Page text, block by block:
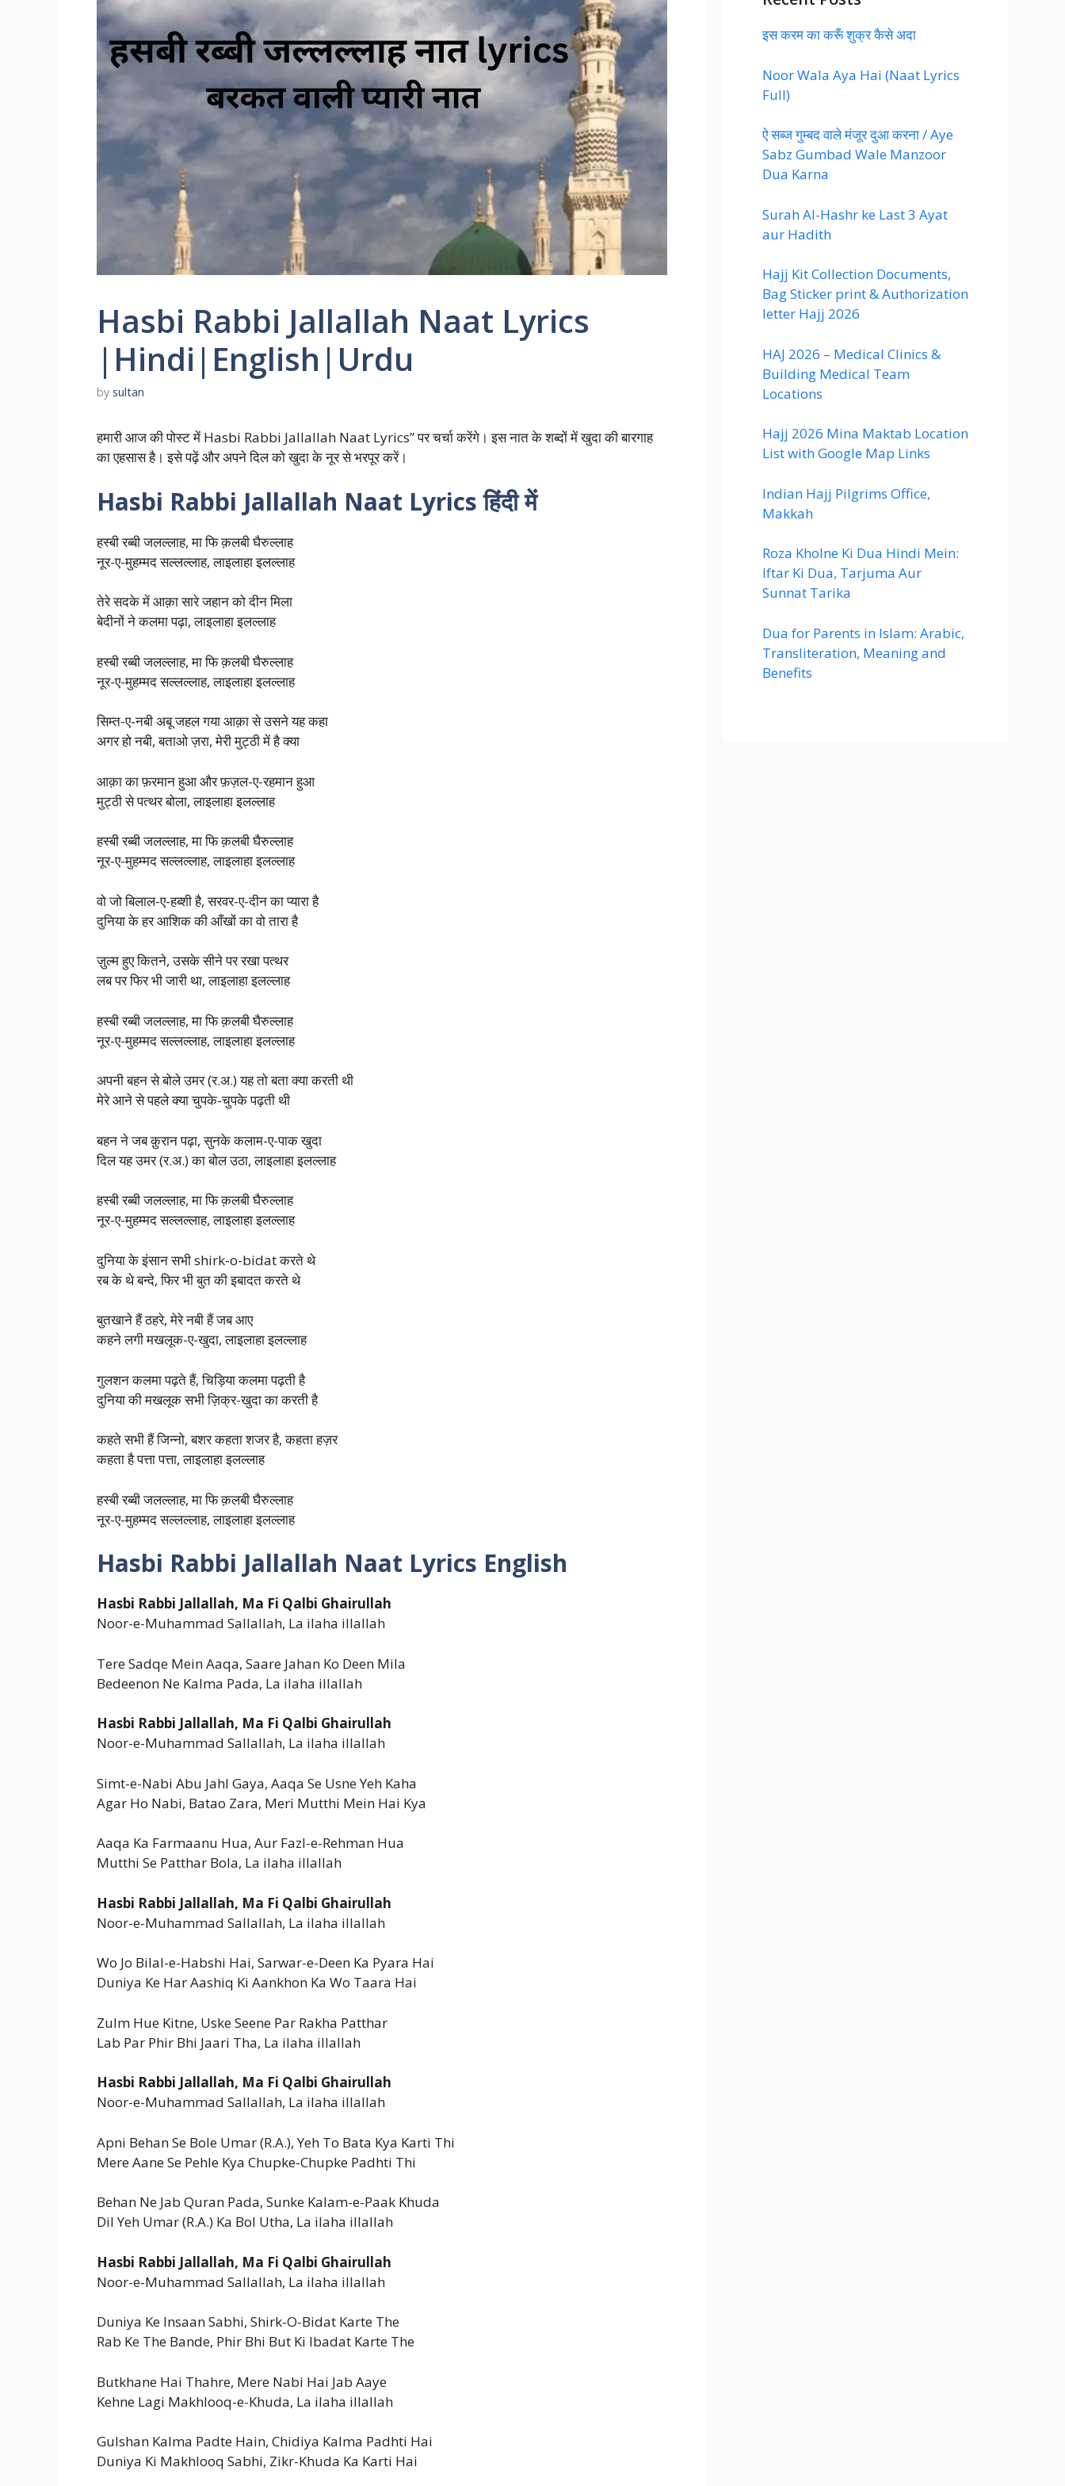
Hasbi Rabbi Jallallah Naat Lyrics
|Hindi|English|Urdu
by sultan
हमारी आज की पोस्ट में Hasbi Rabbi Jallallah Naat Lyrics” पर चर्चा करेंगे। इस नात के शब्दों में खुदा की बारगाह
का एहसास है। इसे पढ़ें और अपने दिल को खुदा के नूर से भरपूर करें।
Hasbi Rabbi Jallallah Naat Lyrics हिंदी में
हस्बी रब्बी जलल्लाह, मा फि क़लबी घैरुल्लाह
नूर-ए-मुहम्मद सल्लल्लाह, लाइलाहा इलल्लाह
तेरे सदके में आक़ा सारे जहान को दीन मिला
बेदीनों ने कलमा पढ़ा, लाइलाहा इलल्लाह
हस्बी रब्बी जलल्लाह, मा फि क़लबी घैरुल्लाह
नूर-ए-मुहम्मद सल्लल्लाह, लाइलाहा इलल्लाह
सिम्त-ए-नबी अबू जहल गया आक़ा से उसने यह कहा
अगर हो नबी, बताओ ज़रा, मेरी मुट्ठी में है क्या
आक़ा का फ़रमान हुआ और फ़ज़ल-ए-रहमान हुआ
मुट्ठी से पत्थर बोला, लाइलाहा इलल्लाह
हस्बी रब्बी जलल्लाह, मा फि क़लबी घैरुल्लाह
नूर-ए-मुहम्मद सल्लल्लाह, लाइलाहा इलल्लाह
वो जो बिलाल-ए-हब्शी है, सरवर-ए-दीन का प्यारा है
दुनिया के हर आशिक की आँखों का वो तारा है
ज़ुल्म हुए कितने, उसके सीने पर रखा पत्थर
लब पर फिर भी जारी था, लाइलाहा इलल्लाह
हस्बी रब्बी जलल्लाह, मा फि क़लबी घैरुल्लाह
नूर-ए-मुहम्मद सल्लल्लाह, लाइलाहा इलल्लाह
अपनी बहन से बोले उमर (र.अ.) यह तो बता क्या करती थी
मेरे आने से पहले क्या चुपके-चुपके पढ़ती थी
बहन ने जब क़ुरान पढ़ा, सुनके कलाम-ए-पाक खुदा
दिल यह उमर (र.अ.) का बोल उठा, लाइलाहा इलल्लाह
हस्बी रब्बी जलल्लाह, मा फि क़लबी घैरुल्लाह
नूर-ए-मुहम्मद सल्लल्लाह, लाइलाहा इलल्लाह
दुनिया के इंसान सभी shirk-o-bidat करते थे
रब के थे बन्दे, फिर भी बुत की इबादत करते थे
बुतखाने हैं ठहरे, मेरे नबी हैं जब आए
कहने लगी मखलूक-ए-खुदा, लाइलाहा इलल्लाह
गुलशन कलमा पढ़ते हैं, चिड़िया कलमा पढ़ती है
दुनिया की मखलूक सभी ज़िक्र-खुदा का करती है
कहते सभी हैं जिन्नो, बशर कहता शजर है, कहता हज़र
कहता है पत्ता पत्ता, लाइलाहा इलल्लाह
हस्बी रब्बी जलल्लाह, मा फि क़लबी घैरुल्लाह
नूर-ए-मुहम्मद सल्लल्लाह, लाइलाहा इलल्लाह
Hasbi Rabbi Jallallah Naat Lyrics English
Hasbi Rabbi Jallallah, Ma Fi Qalbi Ghairullah
Noor-e-Muhammad Sallallah, La ilaha illallah
Tere Sadqe Mein Aaqa, Saare Jahan Ko Deen Mila
Bedeenon Ne Kalma Pada, La ilaha illallah
Hasbi Rabbi Jallallah, Ma Fi Qalbi Ghairullah
Noor-e-Muhammad Sallallah, La ilaha illallah
Simt-e-Nabi Abu Jahl Gaya, Aaqa Se Usne Yeh Kaha
Agar Ho Nabi, Batao Zara, Meri Mutthi Mein Hai Kya
Aaqa Ka Farmaanu Hua, Aur Fazl-e-Rehman Hua
Mutthi Se Patthar Bola, La ilaha illallah
Hasbi Rabbi Jallallah, Ma Fi Qalbi Ghairullah
Noor-e-Muhammad Sallallah, La ilaha illallah
Wo Jo Bilal-e-Habshi Hai, Sarwar-e-Deen Ka Pyara Hai
Duniya Ke Har Aashiq Ki Aankhon Ka Wo Taara Hai
Zulm Hue Kitne, Uske Seene Par Rakha Patthar
Lab Par Phir Bhi Jaari Tha, La ilaha illallah
Hasbi Rabbi Jallallah, Ma Fi Qalbi Ghairullah
Noor-e-Muhammad Sallallah, La ilaha illallah
Apni Behan Se Bole Umar (R.A.), Yeh To Bata Kya Karti Thi
Mere Aane Se Pehle Kya Chupke-Chupke Padhti Thi
Behan Ne Jab Quran Pada, Sunke Kalam-e-Paak Khuda
Dil Yeh Umar (R.A.) Ka Bol Utha, La ilaha illallah
Hasbi Rabbi Jallallah, Ma Fi Qalbi Ghairullah
Noor-e-Muhammad Sallallah, La ilaha illallah
Duniya Ke Insaan Sabhi, Shirk-O-Bidat Karte The
Rab Ke The Bande, Phir Bhi But Ki Ibadat Karte The
Butkhane Hai Thahre, Mere Nabi Hai Jab Aaye
Kehne Lagi Makhlooq-e-Khuda, La ilaha illallah
Gulshan Kalma Padte Hain, Chidiya Kalma Padhti Hai
Duniya Ki Makhlooq Sabhi, Zikr-Khuda Ka Karti Hai
इस करम का करूँ शुक्र कैसे अदा
Noor Wala Aya Hai (Naat Lyrics
Full)
ऐ सब्ज गुम्बद वाले मंजूर दुआ करना / Aye
Sabz Gumbad Wale Manzoor
Dua Karna
Surah Al-Hashr ke Last 3 Ayat
aur Hadith
Hajj Kit Collection Documents,
Bag Sticker print & Authorization
letter Hajj 2026
HAJ 2026 – Medical Clinics &
Building Medical Team
Locations
Hajj 2026 Mina Maktab Location
List with Google Map Links
Indian Hajj Pilgrims Office,
Makkah
Roza Kholne Ki Dua Hindi Mein:
Iftar Ki Dua, Tarjuma Aur
Sunnat Tarika
Dua for Parents in Islam: Arabic,
Transliteration, Meaning and
Benefits